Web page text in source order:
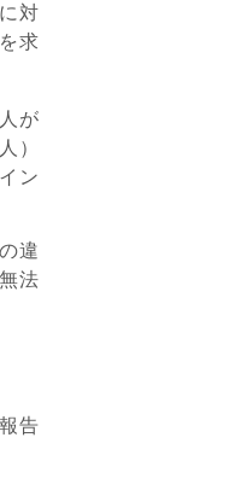
対
求
人が
）
ン
違
法
告